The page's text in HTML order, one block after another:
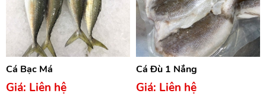
Cá Bạc Má
Giá: Liên hệ
Cá Đù 1 Nắng
Giá: Liên hệ